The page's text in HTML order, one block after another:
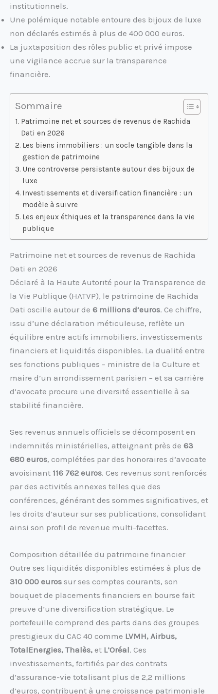
institutionnels.
Une polémique notable entoure des bijoux de luxe
non déclarés estimés à plus de 400 000 euros.
La juxtaposition des rôles public et privé impose
une vigilance accrue sur la transparence
financière.
Sommaire
Patrimoine net et sources de revenus de Rachida
Dati en 2026
Les biens immobiliers : un socle tangible dans la
gestion de patrimoine
Une controverse persistante autour des bijoux de
luxe
Investissements et diversification financière : un
modèle à suivre
Les enjeux éthiques et la transparence dans la vie
publique
Patrimoine net et sources de revenus de Rachida
Dati en 2026
Déclaré à la Haute Autorité pour la Transparence de
la Vie Publique (HATVP), le patrimoine de Rachida
Dati oscille autour de 6 millions d’euros. Ce chiffre,
issu d’une déclaration méticuleuse, reflète un
équilibre entre actifs immobiliers, investissements
financiers et liquidités disponibles. La dualité entre
ses fonctions publiques – ministre de la Culture et
maire d’un arrondissement parisien – et sa carrière
d’avocate procure une diversité essentielle à sa
stabilité financière.
Ses revenus annuels officiels se décomposent en
indemnités ministérielles, atteignant près de 63
680 euros, complétées par des honoraires d’avocate
avoisinant 116 762 euros. Ces revenus sont renforcés
par des activités annexes telles que des
conférences, générant des sommes significatives, et
les droits d’auteur sur ses publications, consolidant
ainsi son profil de revenue multi-facettes.
Composition détaillée du patrimoine financier
Outre ses liquidités disponibles estimées à plus de
310 000 euros sur ses comptes courants, son
bouquet de placements financiers en bourse fait
preuve d’une diversification stratégique. Le
portefeuille comprend des parts dans des groupes
prestigieux du CAC 40 comme LVMH, Airbus,
TotalEnergies, Thalès, et L’Oréal. Ces
investissements, fortifiés par des contrats
d’assurance-vie totalisant plus de 2,2 millions
d’euros, contribuent à une croissance patrimoniale